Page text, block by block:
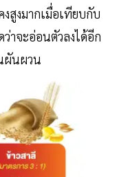
สูงมากเมื่อเทียบกับ
าจะอ่อนตัวลงได้อีก
ผันผวน